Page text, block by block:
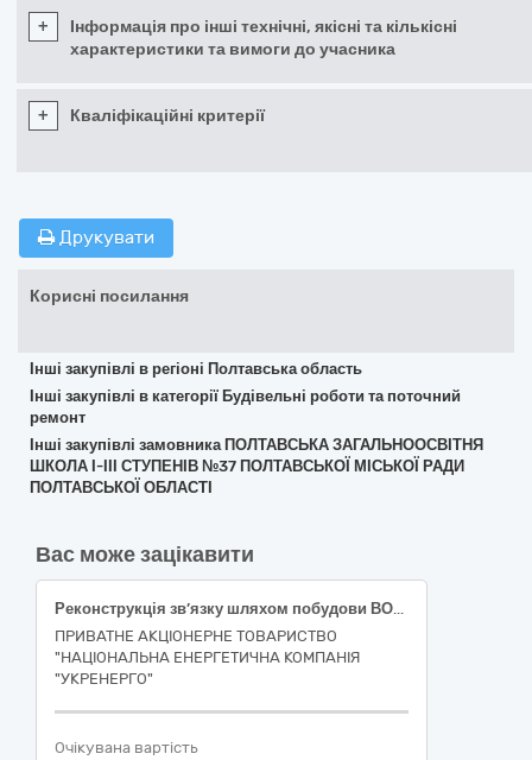
+
Інформація про інші технічні, якісні та кількісні
характеристики та вимоги до учасника
+ Кваліфікаційні критерії
Друкувати
Корисні посилання
Інші закупівлі в регіоні Полтавська область
Інші закупівлі в категорії Будівельні роботи та поточний
ремонт
Інші закупівлі замовника ПОЛТАВСЬКА ЗАГАЛЬНООСВІТНЯ
ШКОЛА І-ІІІ СТУПЕНІВ №37 ПОЛТАВСЬКОЇ МІСЬКОЇ РАДИ
ПОЛТАВСЬКОЇ ОБЛАСТІ
Вас може зацікавити
Реконструкція зв’язку шляхом побудови ВОЛЗ від адмінбудівлі НЕК «Укренерго» до ПС 330 кВ Північного ТУОМ (інв. № новий). м. Київ та Київська область. ІІ черга будівництва 45454000-4 Реконструкція
ПРИВАТНЕ АКЦІОНЕРНЕ ТОВАРИСТВО
"НАЦІОНАЛЬНА ЕНЕРГЕТИЧНА КОМПАНІЯ
"УКРЕНЕРГО"
Очікувана вартість